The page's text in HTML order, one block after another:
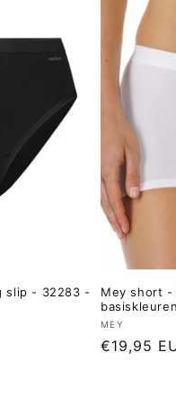
slip - 32283 -
Mey short -
basiskleuren
Verkoper:
MEY
Normale
€19,95